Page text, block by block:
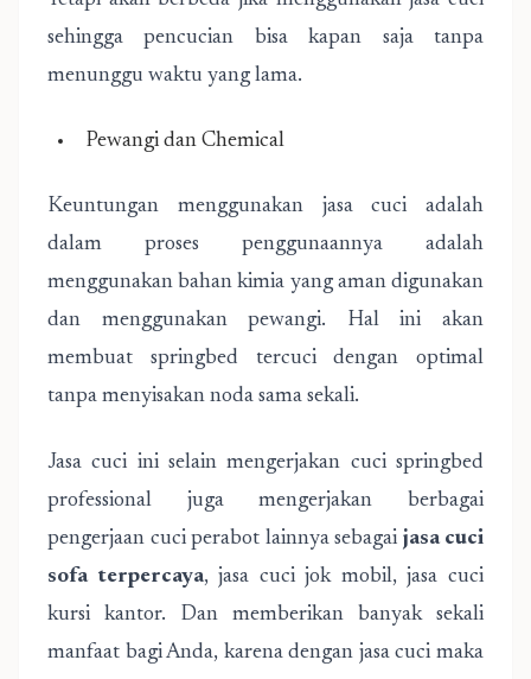
sehingga pencucian bisa kapan saja tanpa
menunggu waktu yang lama.
Pewangi dan Chemical
Keuntungan menggunakan jasa cuci adalah
dalam proses penggunaannya adalah
menggunakan bahan kimia yang aman digunakan
dan menggunakan pewangi. Hal ini akan
membuat springbed tercuci dengan optimal
tanpa menyisakan noda sama sekali.
Jasa cuci ini selain mengerjakan cuci springbed
professional juga mengerjakan berbagai
pengerjaan cuci perabot lainnya sebagai jasa cuci
sofa terpercaya, jasa cuci jok mobil, jasa cuci
kursi kantor. Dan memberikan banyak sekali
manfaat bagi Anda, karena dengan jasa cuci maka